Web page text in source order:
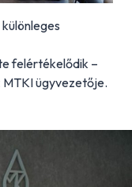
felértékelődik –
MTKI ügyvezetője.